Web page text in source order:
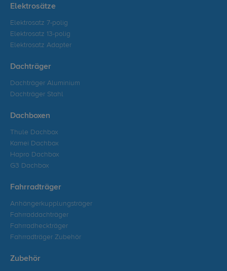
Elektrosätze
Elektrosatz 7-polig
Elektrosatz 13-polig
Elektrosatz Adapter
Dachträger
Dachträger Aluminium
Dachträger Stahl
Dachboxen
Thule Dachbox
Kamei Dachbox
Hapro Dachbox
G3 Dachbox
Fahrradträger
Anhängerkupplungsträger
Fahrraddachträger
Fahrradheckträger
Fahrradträger Zubehör
Zubehör